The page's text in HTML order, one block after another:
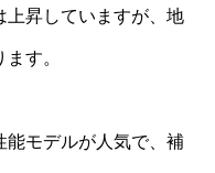
上昇していますが、地
す。
能モデルが人気で、補